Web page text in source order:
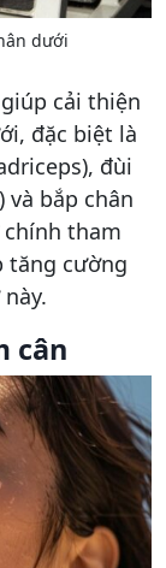
dưới
cải thiện
đặc biệt là
đùi
và bắp chân
tham
tăng cường
cân